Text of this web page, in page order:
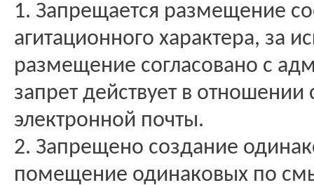
1. Запрещается размещение
агитационного характера, за
размещение согласовано с
запрет действует в
электронной почты.
2. Запрещено создание
помещение одинаковых по